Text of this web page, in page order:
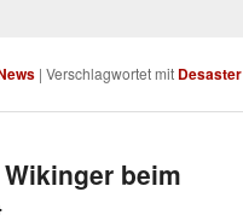
|Verschlagwortet mit Desaster
beim